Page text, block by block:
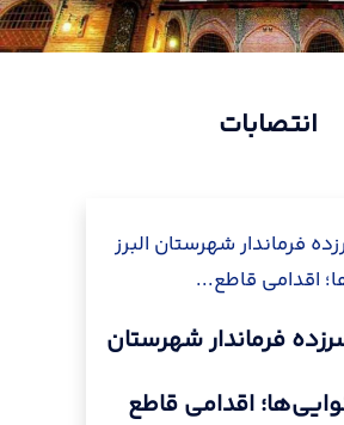
انتصابات
فرماندار شهرستان البرز
اقدامی قاطع...
فرماندار شهرستان
اقدامی قاطع